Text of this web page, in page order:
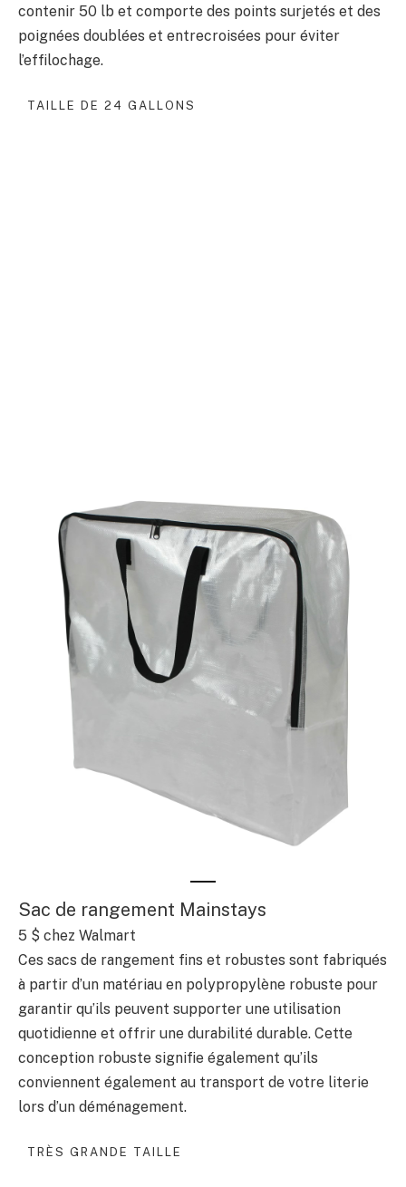
contenir 50 lb et comporte des points surjetés et des
poignées doublées et entrecroisées pour éviter
l’effilochage.
TAILLE DE 24 GALLONS
Sac de rangement Mainstays
5 $ chez Walmart
Ces sacs de rangement fins et robustes sont fabriqués
à partir d’un matériau en polypropylène robuste pour
garantir qu’ils peuvent supporter une utilisation
quotidienne et offrir une durabilité durable. Cette
conception robuste signifie également qu’ils
conviennent également au transport de votre literie
lors d’un déménagement.
TRÈS GRANDE TAILLE